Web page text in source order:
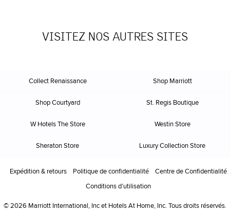
VISITEZ NOS AUTRES SITES
Collect Renaissance Shop Marriott
Shop Courtyard St. Regis Boutique
W Hotels The Store Westin Store
Sheraton Store Luxury Collection Store
Expédition & retours Politique de confidentialité Centre de Confidentialité
Conditions d’utilisation
© 2026 Marriott International, Inc et Hotels At Home, Inc. Tous droits réservés.